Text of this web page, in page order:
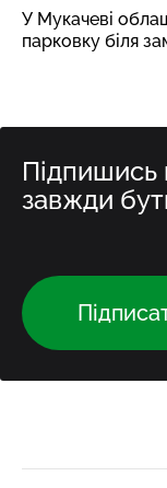
У Мукачеві
парковку біля
Підпишись
завжди